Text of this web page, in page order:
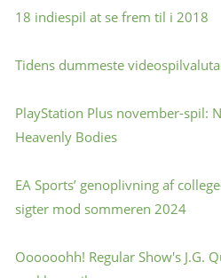
18 indiespil at se frem til i 2018
Tidens dummeste
PlayStation Plus november-spil:
Heavenly Bodies
EA Sports’ genoplivning af
sigter mod sommeren 2024
Oooooohh! Regular Show's J.G.